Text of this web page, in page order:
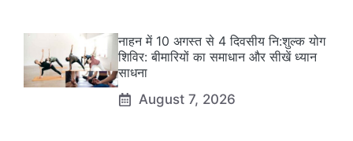
नाहन में 10 अगस्त से 4 दिवसीय नि:शुल्क योग
शिविर: बीमारियों का समाधान और सीखें ध्यान
साधना
August 7, 2026